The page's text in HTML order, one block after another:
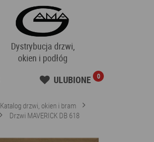
Dystrybucja drzwi,
okien i podłóg
ULUBIONE 0
Katalog drzwi, okien i bram
Drzwi MAVERICK DB 618